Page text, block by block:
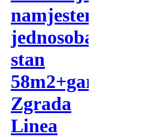
namjesten
jednosoban
stan
58m2+garaza,
Zgrada
Linea